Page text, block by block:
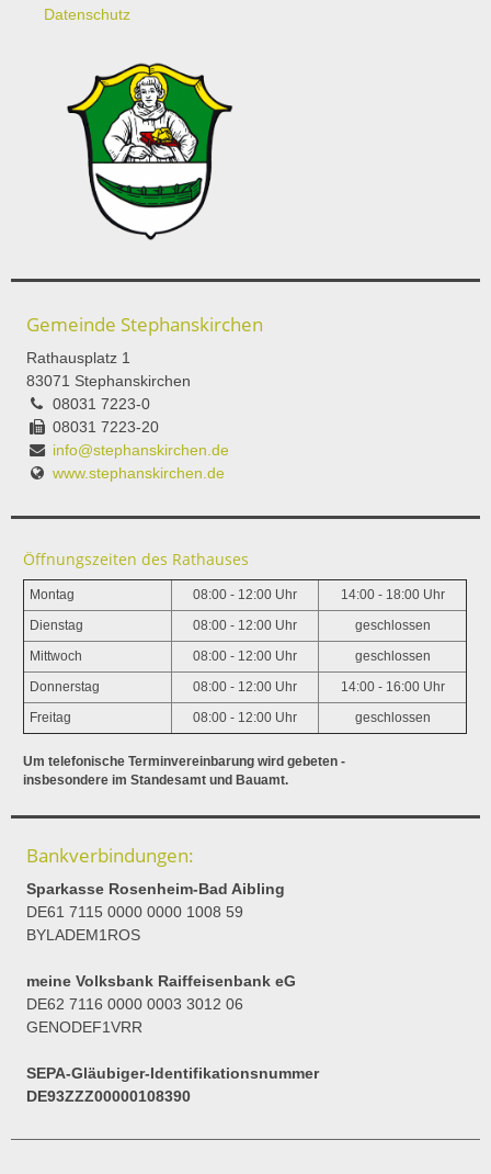
Datenschutz
Gemeinde Stephanskirchen
Rathausplatz 1
83071 Stephanskirchen
08031 7223-0
08031 7223-20
info@stephanskirchen.de
www.stephanskirchen.de
Öffnungszeiten des Rathauses
Montag 08:00 - 12:00 Uhr 14:00 - 18:00 Uhr
Dienstag 08:00 - 12:00 Uhr geschlossen
Mittwoch 08:00 - 12:00 Uhr geschlossen
Donnerstag 08:00 - 12:00 Uhr 14:00 - 16:00 Uhr
Freitag 08:00 - 12:00 Uhr geschlossen
Um telefonische Terminvereinbarung wird gebeten -
insbesondere im Standesamt und Bauamt.
Bankverbindungen:
Sparkasse Rosenheim-Bad Aibling
DE61 7115 0000 0000 1008 59
BYLADEM1ROS
meine Volksbank Raiffeisenbank eG
DE62 7116 0000 0003 3012 06
GENODEF1VRR
SEPA-Gläubiger-Identifikationsnummer
DE93ZZZ00000108390